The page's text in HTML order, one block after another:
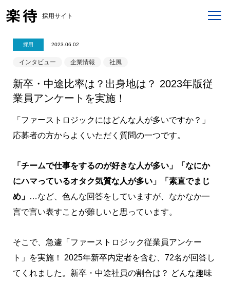
採用サイト
採用 2023.06.02
インタビュー 企業情報 社風
新卒・中途比率は？出身地は？ 2023年版従
業員アンケートを実施！
「ファーストロジックにはどんな人が多いですか？」
応募者の方からよくいただく質問の一つです。
「チームで仕事をするのが好きな人が多い」「なにか
にハマっているオタク気質な人が多い」「素直でまじ
め」 …など、色んな回答をしていますが、なかなか一
言で言い表すことが難しいと思っています。
そこで、急遽「ファーストロジック従業員アンケー
ト」を実施！ 2025年新卒内定者を含む、72名が回答し
てくれました。新卒・中途社員の割合は？ どんな趣味